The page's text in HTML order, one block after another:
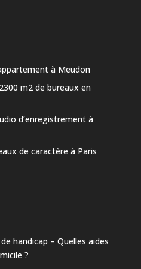
à Meudon
m2 de bureaux en
d’enregistrement à
de caractère à Paris
handicap – Quelles aides
?